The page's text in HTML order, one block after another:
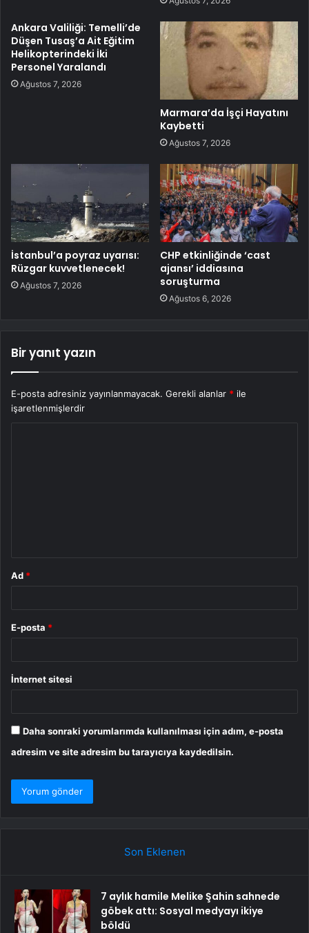
Ankara Valiliği: Temelli’de
Düşen Tusaş’a Ait Eğitim
Helikopterindeki İki
Personel Yaralandı
Ağustos 7, 2026
Marmara’da İşçi Hayatını
Kaybetti
Ağustos 7, 2026
İstanbul’a poyraz uyarısı:
Rüzgar kuvvetlenecek!
Ağustos 7, 2026
CHP etkinliğinde ‘cast
ajansı’ iddiasına
soruşturma
Ağustos 6, 2026
Bir yanıt yazın
E-posta adresiniz yayınlanmayacak. Gerekli alanlar * ile
işaretlenmişlerdir
Ad *
E-posta *
İnternet sitesi
Daha sonraki yorumlarımda kullanılması için adım, e-posta
adresim ve site adresim bu tarayıcıya kaydedilsin.
Son Eklenen
7 aylık hamile Melike Şahin sahnede
göbek attı: Sosyal medyayı ikiye
böldü